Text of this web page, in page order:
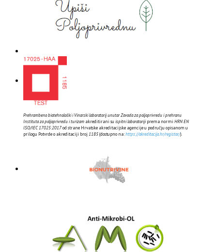
Prehrambeno biotehnološki i Vinarski laboratorij unutar Zavoda za poljoprivredu i prehranu
Instituta za poljoprivredu i turizam akreditirani su ispitni laboratorijiprema normi HRN EN
ISO/IEC 17025:2017od strane Hrvatske akreditacijske agencije u području opisanom u
prilogu Potvrde o akreditaciji broj 1185(dostupno na:https://akreditacija.hr/registar/).